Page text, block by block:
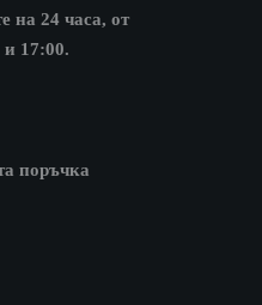
на 24 часа, от
17:00.
поръчка